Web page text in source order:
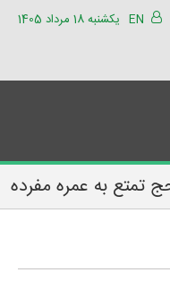
یکشنبه 18 مرداد 1405 EN
تمتع به عمره مفرده